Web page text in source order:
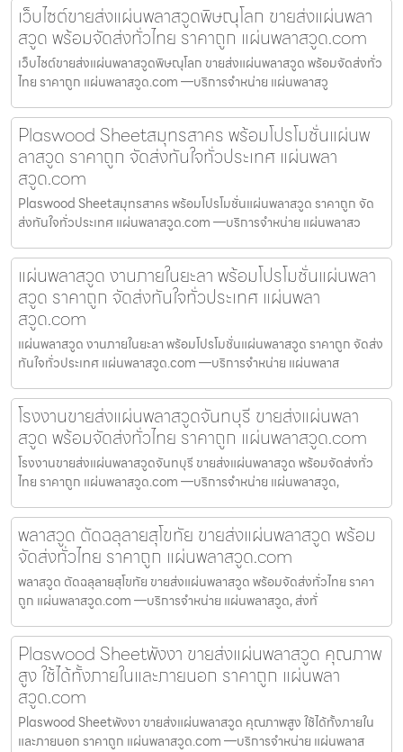
เว็บไซต์ขายส่งแผ่นพลาสวูดพิษณุโลก ขายส่งแผ่นพลา
สวูด พร้อมจัดส่งทั่วไทย ราคาถูก แผ่นพลาสวูด.com
เว็บไซต์ขายส่งแผ่นพลาสวูดพิษณุโลก ขายส่งแผ่นพลาสวูด พร้อมจัดส่งทั่ว
ไทย ราคาถูก แผ่นพลาสวูด.com —บริการจำหน่าย แผ่นพลาสวู
Plaswood Sheetสมุทรสาคร พร้อมโปรโมชั่นแผ่นพ
ลาสวูด ราคาถูก จัดส่งทันใจทั่วประเทศ แผ่นพลา
สวูด.com
Plaswood Sheetสมุทรสาคร พร้อมโปรโมชั่นแผ่นพลาสวูด ราคาถูก จัด
ส่งทันใจทั่วประเทศ แผ่นพลาสวูด.com —บริการจำหน่าย แผ่นพลาสว
แผ่นพลาสวูด งานภายในยะลา พร้อมโปรโมชั่นแผ่นพลา
สวูด ราคาถูก จัดส่งทันใจทั่วประเทศ แผ่นพลา
สวูด.com
แผ่นพลาสวูด งานภายในยะลา พร้อมโปรโมชั่นแผ่นพลาสวูด ราคาถูก จัดส่ง
ทันใจทั่วประเทศ แผ่นพลาสวูด.com —บริการจำหน่าย แผ่นพลาส
โรงงานขายส่งแผ่นพลาสวูดจันทบุรี ขายส่งแผ่นพลา
สวูด พร้อมจัดส่งทั่วไทย ราคาถูก แผ่นพลาสวูด.com
โรงงานขายส่งแผ่นพลาสวูดจันทบุรี ขายส่งแผ่นพลาสวูด พร้อมจัดส่งทั่ว
ไทย ราคาถูก แผ่นพลาสวูด.com —บริการจำหน่าย แผ่นพลาสวูด,
พลาสวูด ตัดฉลุลายสุโขทัย ขายส่งแผ่นพลาสวูด พร้อม
จัดส่งทั่วไทย ราคาถูก แผ่นพลาสวูด.com
พลาสวูด ตัดฉลุลายสุโขทัย ขายส่งแผ่นพลาสวูด พร้อมจัดส่งทั่วไทย ราคา
ถูก แผ่นพลาสวูด.com —บริการจำหน่าย แผ่นพลาสวูด, ส่งทั่
Plaswood Sheetพังงา ขายส่งแผ่นพลาสวูด คุณภาพ
สูง ใช้ได้ทั้งภายในและภายนอก ราคาถูก แผ่นพลา
สวูด.com
Plaswood Sheetพังงา ขายส่งแผ่นพลาสวูด คุณภาพสูง ใช้ได้ทั้งภายใน
และภายนอก ราคาถูก แผ่นพลาสวูด.com —บริการจำหน่าย แผ่นพลาส